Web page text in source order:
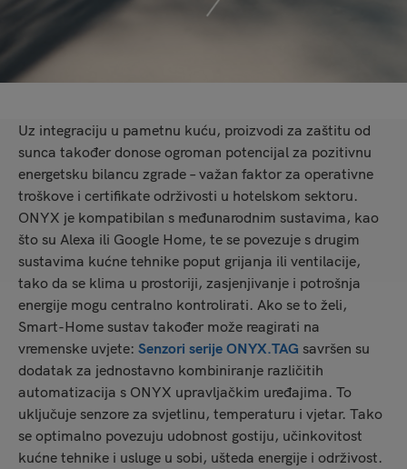
Uz integraciju u pametnu kuću, proizvodi za zaštitu od
sunca također donose ogroman potencijal za pozitivnu
energetsku bilancu zgrade – važan faktor za operativne
troškove i certifikate održivosti u hotelskom sektoru.
ONYX je kompatibilan s međunarodnim sustavima, kao
što su Alexa ili Google Home, te se povezuje s drugim
sustavima kućne tehnike poput grijanja ili ventilacije,
tako da se klima u prostoriji, zasjenjivanje i potrošnja
energije mogu centralno kontrolirati. Ako se to želi,
Smart-Home sustav također može reagirati na
vremenske uvjete: Senzori serije ONYX.TAG savršen su
dodatak za jednostavno kombiniranje različitih
automatizacija s ONYX upravljačkim uređajima. To
uključuje senzore za svjetlinu, temperaturu i vjetar. Tako
se optimalno povezuju udobnost gostiju, učinkovitost
kućne tehnike i usluge u sobi, ušteda energije i održivost.